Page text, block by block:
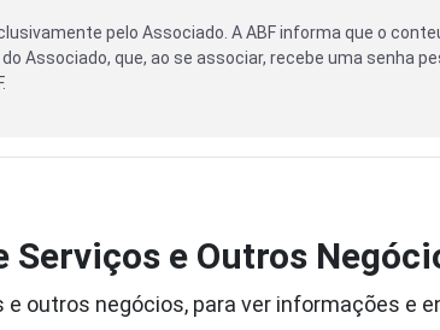
pelo Associado. A ABF informa que o
Associado, que, ao se associar, recebe uma senha
Serviços e Outros
e outros negócios, para ver informações e